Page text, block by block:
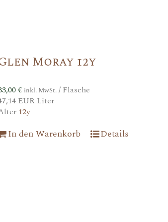
Moray 12y
€ inkl. MwSt./ Flasche
EUR Liter
12y
In den Warenkorb Details